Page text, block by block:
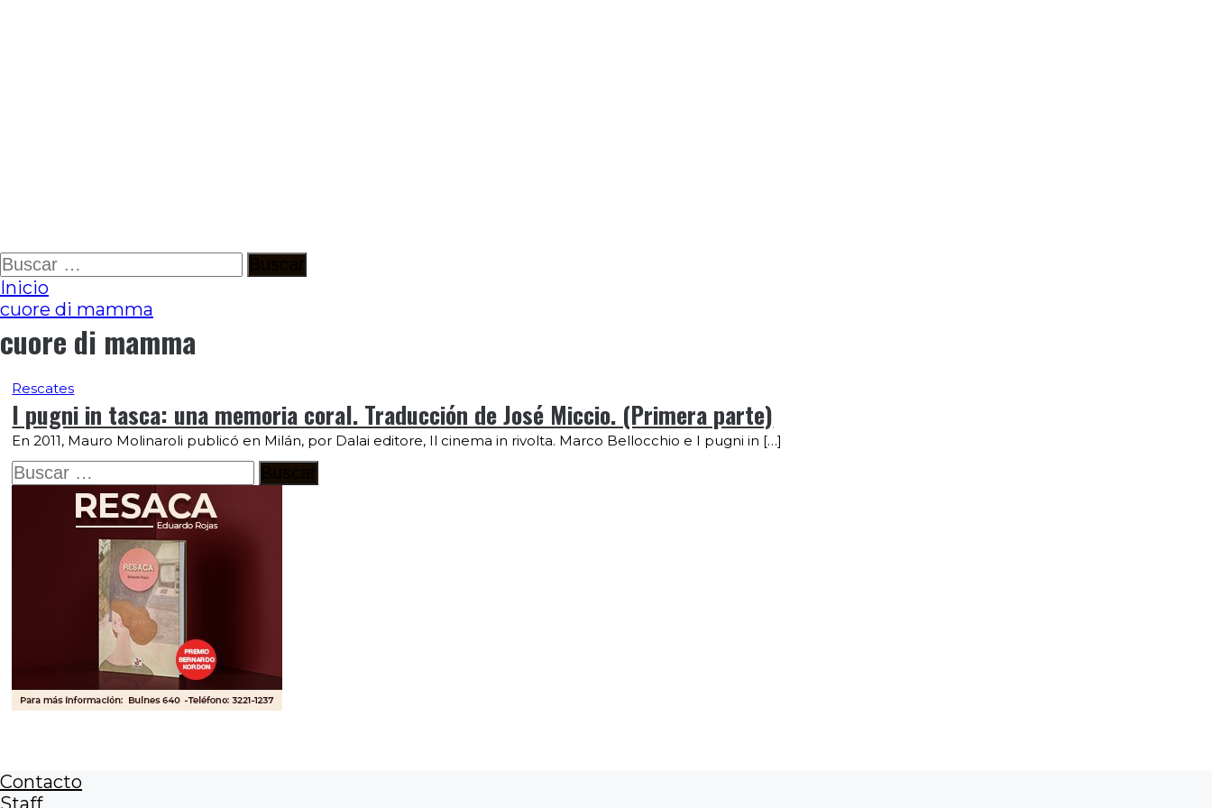
Ir
al
contenido
Buscar:
Inicio
cuore di mamma
cuore di mamma
Rescates
I pugni in tasca: una memoria coral. Traducción de José Miccio. (Primera parte)
En 2011, Mauro Molinaroli publicó en Milán, por Dalai editore, Il cinema in rivolta. Marco Bellocchio e I pugni in […]
Buscar:
Contacto
Staff